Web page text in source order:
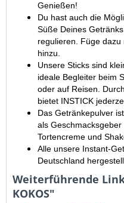
Genießen!
Du hast auch die
Süße Deines
regulieren. Füge
hinzu.
Unsere Sticks sind
ideale Begleiter beim
oder auf Reisen.
bietet INSTICK
Das Getränkepulver
als
Tortencreme und
Alle unsere Instant-
Deutschland
Weiterführende
KOKOS"